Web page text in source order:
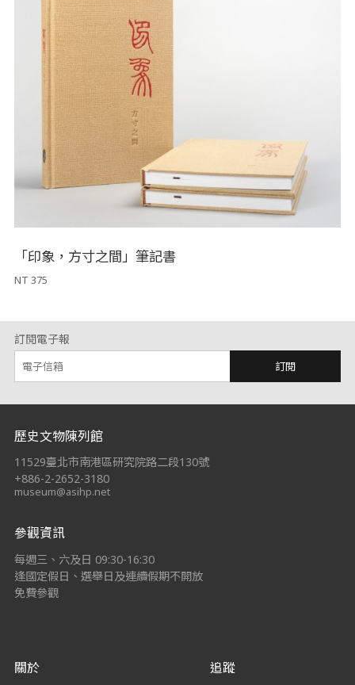
「印象，方寸之間」筆記書
NT 375
訂閱電子報
訂閱
:::
歷史文物陳列館
11529臺北市南港區研究院路二段130號
+886-2-2652-3180
museum@asihp.net
參觀資訊
每週三、六及日 09:30-16:30
逢國定假日、選舉日及連續假期不開放
免費參觀
關於 追蹤